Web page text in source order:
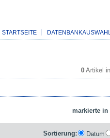
STARTSEITE DATENBANKAUSWAHL
0 Artikel in
Sortierung: Datum